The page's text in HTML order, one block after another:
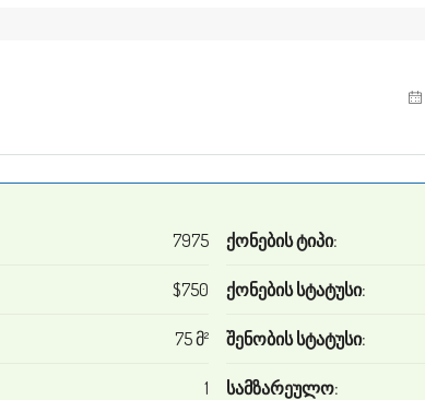
7975
$750
75 მ²
1
ქონების ტიპი:
ქონების სტატუსი:
შენობის სტატუსი:
სამზარეულო: